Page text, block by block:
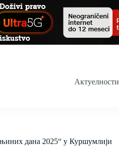
Актуелности
дана 2025“ у Куршумлији